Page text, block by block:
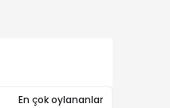
En çok oylananlar